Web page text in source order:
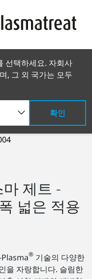
선택하세요. 자회사
, 그 외 국가는 모두
확인
Openair-
제트 -
넓은 적용
® 기술의 다양한
을 자랑합니다. 슬림한